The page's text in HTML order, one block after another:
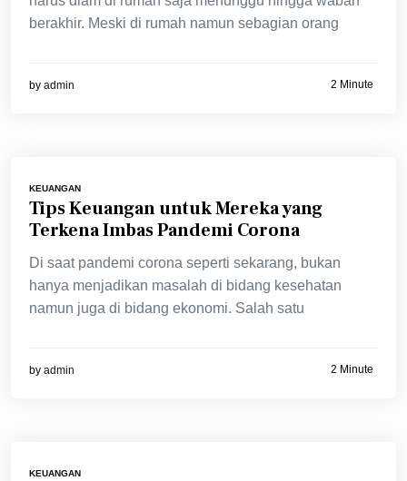
berakhir. Meski di rumah namun sebagian orang
by admin 2 Minute
KEUANGAN
Tips Keuangan untuk Mereka yang
Terkena Imbas Pandemi Corona
Di saat pandemi corona seperti sekarang, bukan
hanya menjadikan masalah di bidang kesehatan
namun juga di bidang ekonomi. Salah satu
by admin 2 Minute
KEUANGAN